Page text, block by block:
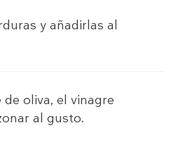
y añadirlas al
oliva, el vinagre
al gusto.